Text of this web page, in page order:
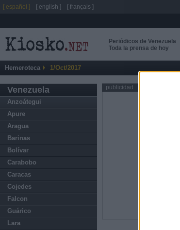
Periódicos de Venezuela
Toda la prensa de hoy
Hemeroteca 1/Oct/2017
Venezuela
Anzoátegui
Apure
Aragua
Barinas
Bolívar
Carabobo
Caracas
Cojedes
Falcon
Guárico
Lara
publicidad
[ español ] [ english ] [ français ]